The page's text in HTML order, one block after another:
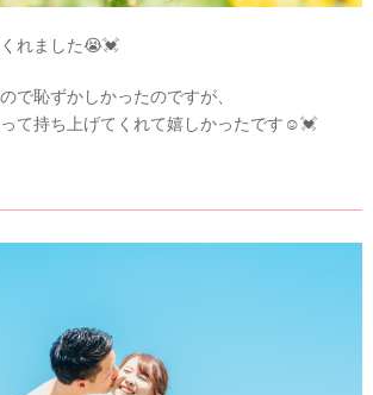
れました😭💓
で恥ずかしかったのですが、
って持ち上げてくれて嬉しかったです☺💓